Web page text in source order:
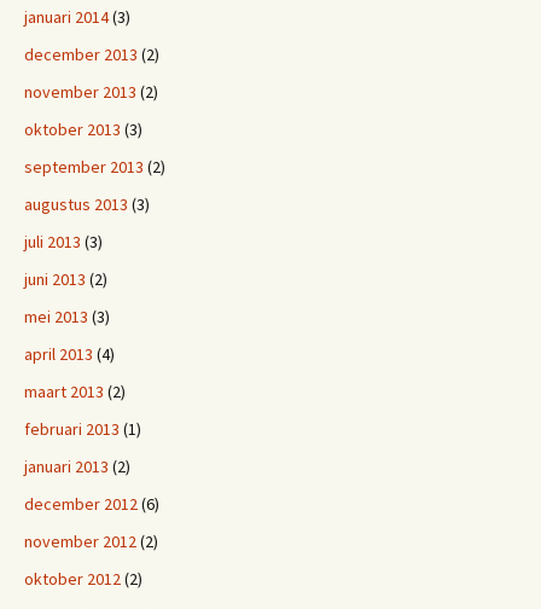
januari 2014(3)
december 2013 (2)
november 2013 (2)
oktober 2013 (3)
september 2013 (2)
augustus 2013 (3)
juli 2013 (3)
juni 2013 (2)
mei 2013 (3)
april 2013 (4)
maart 2013 (2)
februari 2013 (1)
januari 2013 (2)
december 2012(6)
november 2012(2)
oktober 2012(2)